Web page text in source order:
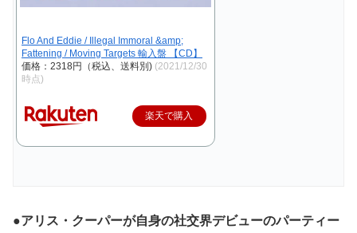
Flo And Eddie / Illegal Immoral &amp;
Fattening / Moving Targets 輸入盤 【CD】
価格：2318円（税込、送料別) (2021/12/30
時点)
楽天で購入
●アリス・クーパーが自身の社交界デビューのパーティー